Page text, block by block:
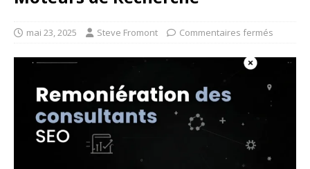
mai 23, 2025 Steve Fromont Commentaires fermés